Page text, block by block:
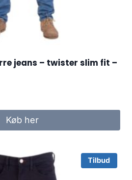
jeans – twister slim fit –
200.00 kr..
Køb her
Tilbud